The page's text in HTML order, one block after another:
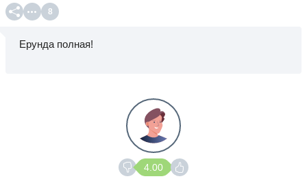
8
Ерунда полная!
4.00